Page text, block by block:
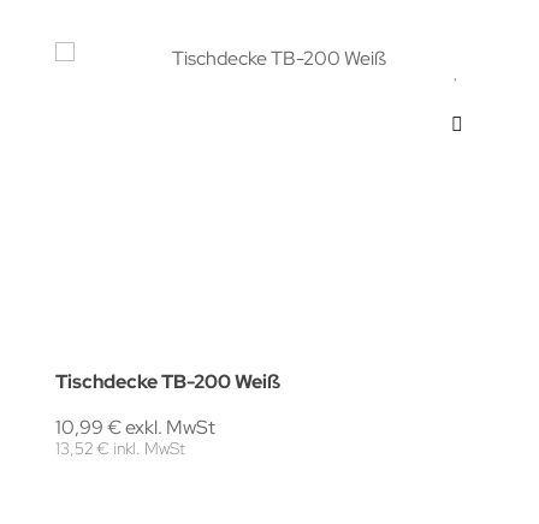
Tischdecke TB-200 Weiß
10,99 € exkl. MwSt
13,52 € inkl. MwSt